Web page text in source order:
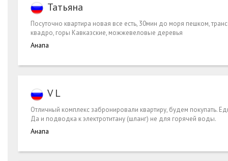
Татьяна
Посуточно квартира новая все есть, 30мин до моря пешком,
квадро, горы Кавказские, можжевеловые деревья
Анапа
V L
Отличный комплекс забронировали квартиру, будем покупать.
Да и подводка к электротитану (шланг) не для горячей воды.
Анапа